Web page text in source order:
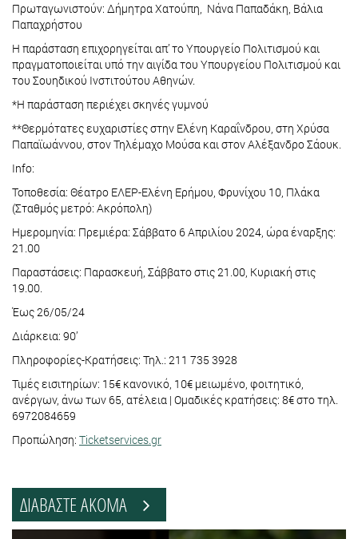
Πρωταγωνιστούν: Δήμητρα Χατούπη, Νάνα Παπαδάκη, Βάλια
Παπαχρήστου
Η παράσταση επιχορηγείται απ’ το Υπουργείο Πολιτισμού και
πραγματοποιείται υπό την αιγίδα του Υπουργείου Πολιτισμού και
του Σουηδικού Ινστιτούτου Αθηνών.
*Η παράσταση περιέχει σκηνές γυμνού
**Θερμότατες ευχαριστίες στην Ελένη Καραΐνδρου, στη Χρύσα
Παπαϊωάννου, στον Τηλέμαχο Μούσα και στον Αλέξανδρο Σάουκ.
Info:
Τοποθεσία: Θέατρο ΕΛΕΡ-Ελένη Ερήμου, Φρυνίχου 10, Πλάκα
(Σταθμός μετρό: Ακρόπολη)
Ημερομηνία: Πρεμιέρα: Σάββατο 6 Απριλίου 2024, ώρα έναρξης:
21.00
Παραστάσεις: Παρασκευή, Σάββατο στις 21.00, Κυριακή στις
19.00.
Έως 26/05/24
Διάρκεια: 90’
Πληροφορίες-Κρατήσεις: Τηλ.: 211 735 3928
Τιμές εισιτηρίων: 15€ κανονικό, 10€ μειωμένο, φοιτητικό,
ανέργων, άνω των 65, ατέλεια | Ομαδικές κρατήσεις: 8€ στο τηλ.
6972084659
Προπώληση: Ticketservices.gr
ΔΙΑΒΑΣΤΕ ΑΚΟΜΑ